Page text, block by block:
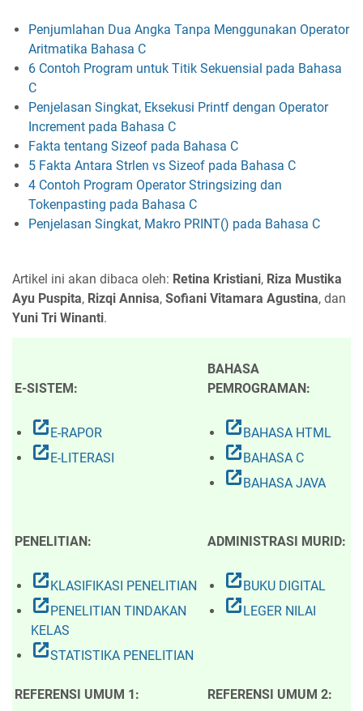
Penjumlahan Dua Angka Tanpa Menggunakan Operator
Aritmatika Bahasa C
6 Contoh Program untuk Titik Sekuensial pada Bahasa
C
Penjelasan Singkat, Eksekusi Printf dengan Operator
Increment pada Bahasa C
Fakta tentang Sizeof pada Bahasa C
5 Fakta Antara Strlen vs Sizeof pada Bahasa C
4 Contoh Program Operator Stringsizing dan
Tokenpasting pada Bahasa C
Penjelasan Singkat, Makro PRINT() pada Bahasa C
Artikel ini akan dibaca oleh: Retina Kristiani, Riza Mustika
Ayu Puspita, Rizqi Annisa, Sofiani Vitamara Agustina, dan
Yuni Tri Winanti.
E-SISTEM:
BAHASA
PEMROGRAMAN:
open_in_new E-RAPOR
open_in_new E-LITERASI
open_in_new BAHASA HTML
open_in_new BAHASA C
open_in_new BAHASA JAVA
PENELITIAN: ADMINISTRASI MURID:
open_in_new KLASIFIKASI PENELITIAN
open_in_new PENELITIAN TINDAKAN
KELAS
open_in_newSTATISTIKA PENELITIAN
open_in_new BUKU DIGITAL
open_in_new LEGER NILAI
REFERENSI UMUM 1: REFERENSI UMUM 2: